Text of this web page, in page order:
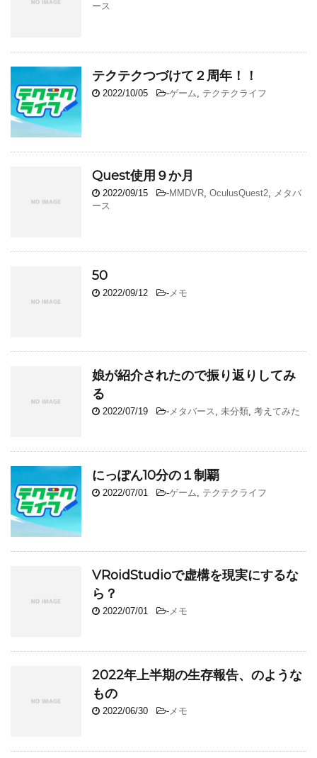
ース
テクテクつづけて２周年！！
2022/10/05 -ゲーム, テクテクライフ
Quest使用９か月
2022/09/15 -MMDVR, OculusQuest2, メタバ
ース
50
2022/09/12 -メモ
娘が紹介されたので振り返りしてみ
る
2022/07/19 -メタバース , 未分類, 考えてみた
にっぽん10分の１制覇
2022/07/01 -ゲーム, テクテクライフ
VRoidStudioで虚構を現実にするな
ら？
2022/07/01 -メモ
2022年上半期の生存報告、のような
もの
2022/06/30 -メモ